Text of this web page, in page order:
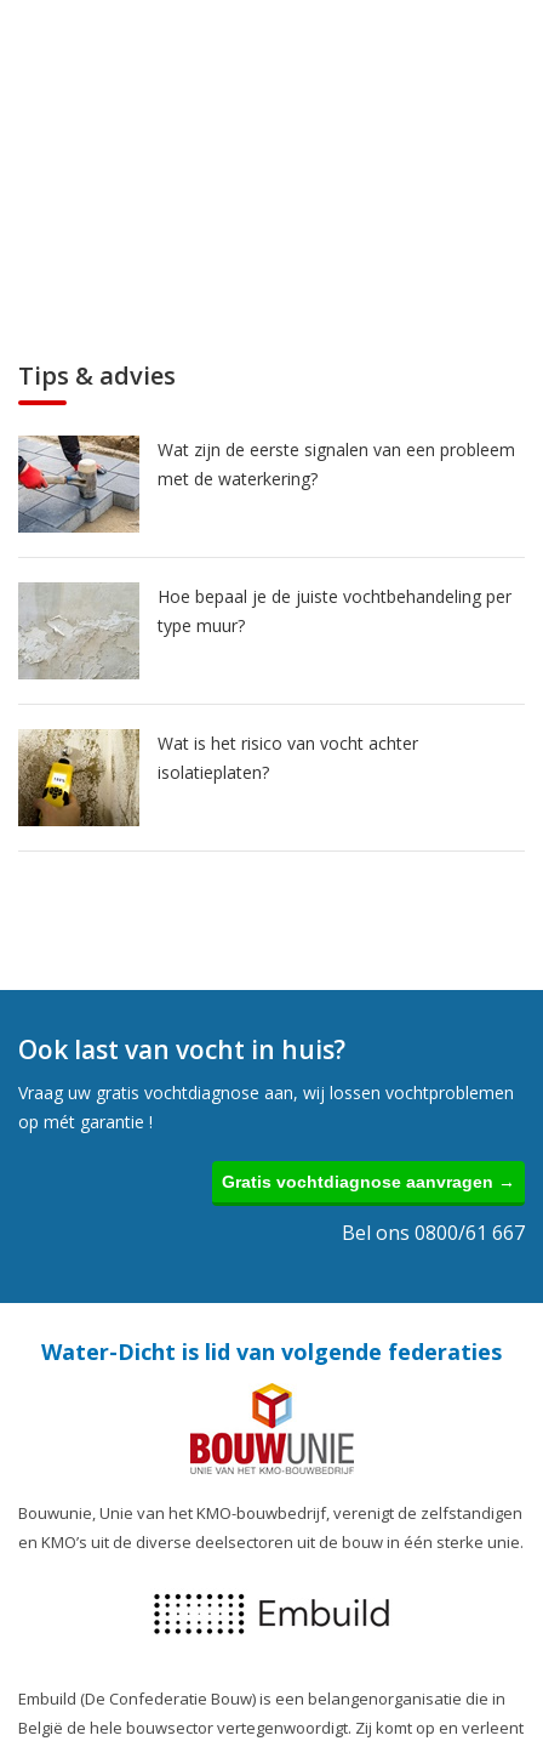
Tips & advies
Wat zijn de eerste signalen van een probleem
met de waterkering?
Hoe bepaal je de juiste vochtbehandeling per
type muur?
Wat is het risico van vocht achter
isolatieplaten?
Ook last van vocht in huis?
Vraag uw gratis vochtdiagnose aan, wij lossen vochtproblemen
op mét garantie !
Gratis vochtdiagnose aanvragen →
Bel ons 0800/61 667
Water-Dicht is lid van volgende federaties
Bouwunie, Unie van het KMO-bouwbedrijf, verenigt de zelfstandigen
en KMO’s uit de diverse deelsectoren uit de bouw in één sterke unie.
Embuild (De Confederatie Bouw) is een belangenorganisatie die in
België de hele bouwsector vertegenwoordigt. Zij komt op en verleent